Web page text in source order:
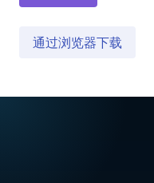
通过浏览器下载